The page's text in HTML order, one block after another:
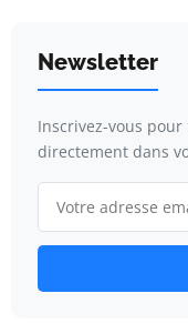
Newsletter
Inscrivez-vous
directement dans